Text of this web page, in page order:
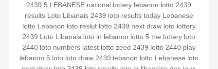
2439 5 LEBANESE national lottery lebanon lotto 2439
results Loto Libanais 2439 loto results today Lebanese
lotto Lebanon loto reslut lotto 2439 next draw loto lottery
2439 Loto Libanais loto in lebanon lotto 5 the lottery loto
2440 loto numbers latest lotto zeed 2439 lotto 2440 play
lebanon 5 loto loto draw 2439 lebanon lotto Lebanese loto